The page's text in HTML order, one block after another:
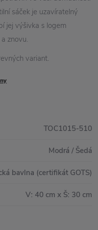
sáček je uzavíratelný
jej výšivka s logem
znovu.
variant.
TOC1015-510
Modrá / Šedá
bavlna (certifikát GOTS)
V: 40 cm x Š: 30 cm